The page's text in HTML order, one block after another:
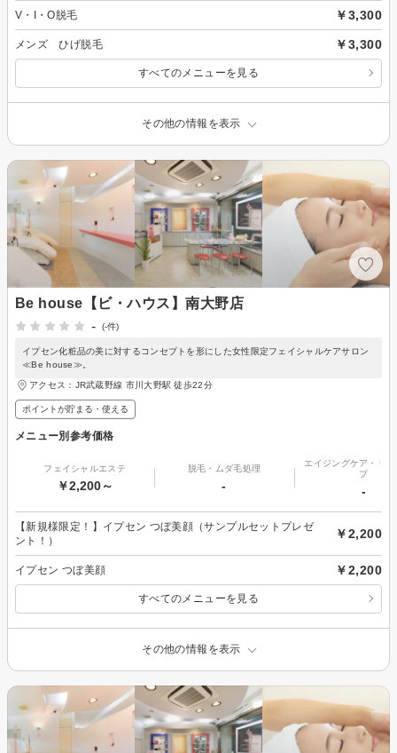
V・I・O脱毛 ￥3,300
メンズ ひげ脱毛 ￥3,300
すべてのメニューを見る
その他の情報を表示
Be house【ビ・ハウス】南大野店
-
(-件)
イプセン化粧品の美に対するコンセプトを形にした女性限定フェイシャルケアサロン
≪Be house≫。
アクセス：JR武蔵野線 市川大野駅 徒歩22分
ポイントが貯まる・使える
メニュー別参考価格
フェイシャルエステ
￥2,200～
脱毛・ムダ毛処理
-
エイジングケア・リ
プ
-
【新規様限定！】イプセン つぼ美顔（サンプルセットプレゼ
ント！）
￥2,200
イプセン つぼ美顔 ￥2,200
すべてのメニューを見る
その他の情報を表示